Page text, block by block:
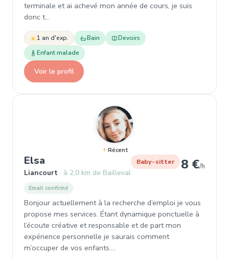
terminale et ai achevé mon année de cours, je suis
donc t…
1 an d'exp. Bain
Devoirs
Enfant malade
Voir le profil
Récent
Elsa , Garde d'enfant à Liancourt
Liancourt à 2,0 km de Bailleval
Baby-sitter 8 €/h
Email confirmé
Bonjour actuellement à la recherche d’emploi je vous
propose mes services. Étant dynamique ponctuelle à
l’écoute créative et responsable et de part mon
expérience personnelle je saurais comment
m’occuper de vos enfants.…